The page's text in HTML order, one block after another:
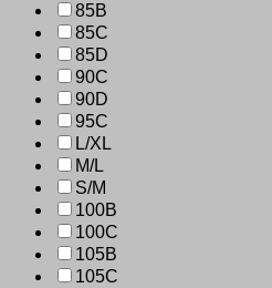
85B
85C
85D
90C
90D
95C
L/XL
M/L
S/M
100B
100C
105B
105C